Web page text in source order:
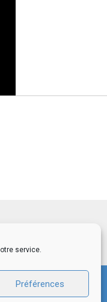
service.
Préférences